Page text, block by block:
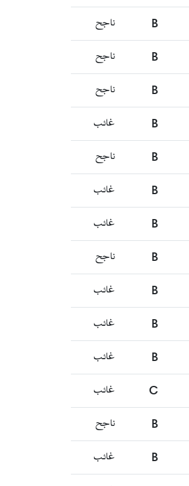
B ناجح
B ناجح
B ناجح
B غائب
B ناجح
B غائب
B غائب
B ناجح
B غائب
B غائب
B غائب
C غائب
B ناجح
B غائب